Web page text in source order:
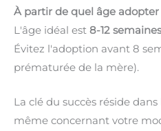
À partir de quel âge adopter
L'âge idéal est 8-12 semaines
Évitez l'adoption avant 8
prématurée de la mère).
La clé du succès réside
même concernant votre